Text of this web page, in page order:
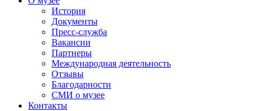
История
Документы
Пресс-служба
Вакансии
Партнеры
Международная деятельность
Отзывы
Благодарности
СМИ о музее
Контакты